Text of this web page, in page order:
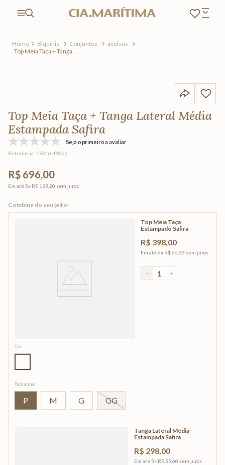
Biquínis Conjuntos
avulsos
Top Meia Taça + Tanga
Top Meia Taça + Tanga Lateral Média
Estampada Safira
Seja o primeiro a avaliar
Referência: 19316-19320
R$ 696,00
Em até 5x R$ 139,20 sem juros
Top Meia Taça
Estampado Safira
R$ 398,00
Em até6x R$66 ,33 sem juros
＋
－
Cor
Tamanho
P M G GG
Tanga Lateral Média
Estampada Safira
R$ 298,00
Em até 5x R$ 59,60 sem juros